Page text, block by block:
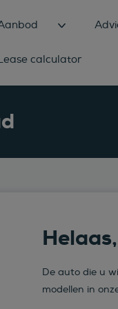
calculator
De auto die u
modellen in